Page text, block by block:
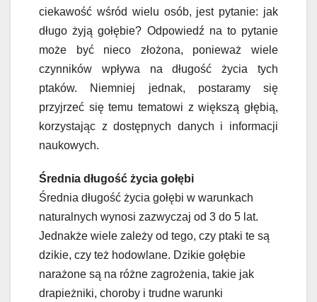
ciekawość wśród wielu osób, jest pytanie: jak
długo żyją gołębie? Odpowiedź na to pytanie
może być nieco złożona, ponieważ wiele
czynników wpływa na długość życia tych
ptaków. Niemniej jednak, postaramy się
przyjrzeć się temu tematowi z większą głębią,
korzystając z dostępnych danych i informacji
naukowych.
Średnia długość życia gołębi
Średnia długość życia gołębi w warunkach
naturalnych wynosi zazwyczaj od 3 do 5 lat.
Jednakże wiele zależy od tego, czy ptaki te są
dzikie, czy też hodowlane. Dzikie gołębie
narażone są na różne zagrożenia, takie jak
drapieżniki, choroby i trudne warunki